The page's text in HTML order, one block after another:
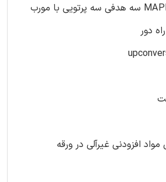
1-2-سیستم MAPLE/PLD سه هدفی سه پرتویی با مورب
دور
مواد افزودنی غیرآلی در ورقه